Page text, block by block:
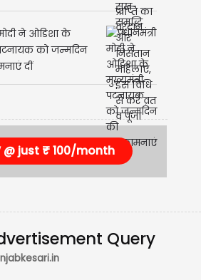
महिलाएं, इस
ने ओडिशा के
को जन्मदिन
@ just ₹ 100/month
Query